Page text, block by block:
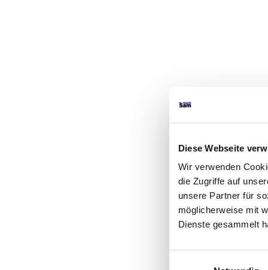
Diese Webseite
Wir verwenden
die Zugriffe auf
unsere Partner für
möglicherweise mit
Dienste gesammelt